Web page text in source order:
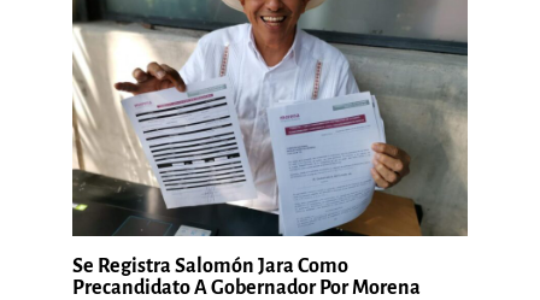
Se Registra Salomón Jara Como
Precandidato A Gobernador Por Morena